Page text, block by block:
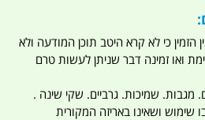
הזמין כי לא קרא היטב תוכן המודעה ולא
ואו זמינה דבר שניתן לעשות טרם
מגבות. שמיכות. גרביים. שקי שינה .
שימוש ושאינו באריזה המקורית